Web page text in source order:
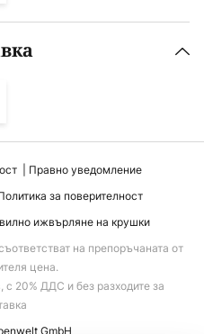
Правно уведомление
за поверителност
ижвърляне на крушки
на препоръчаната от
цена.
20% ДДС и без разходите за
GmbH